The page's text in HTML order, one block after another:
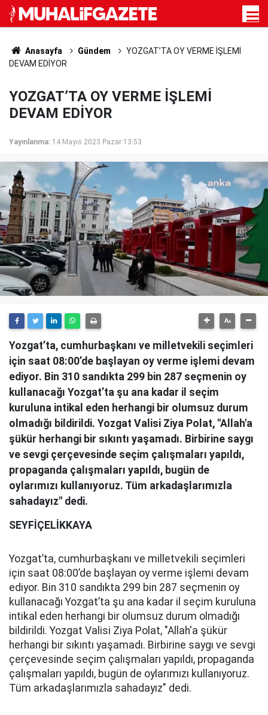
Anasayfa Gündem
YOZGAT’TA OY VERME İŞLEMİ
DEVAM EDİYOR
YOZGAT’TA OY VERME İŞLEMİ
DEVAM EDİYOR
Yayınlanma: 14 Mayıs 2023 Pazar 13:53
Yozgat’ta, cumhurbaşkanı ve milletvekili seçimleri
için saat 08:00’de başlayan oy verme işlemi devam
ediyor. Bin 310 sandıkta 299 bin 287 seçmenin oy
kullanacağı Yozgat’ta şu ana kadar il seçim
kuruluna intikal eden herhangi bir olumsuz durum
olmadığı bildirildi. Yozgat Valisi Ziya Polat, "Allah'a
şükür herhangi bir sıkıntı yaşamadı. Birbirine saygı
ve sevgi çerçevesinde seçim çalışmaları yapıldı,
propaganda çalışmaları yapıldı, bugün de
oylarımızı kullanıyoruz. Tüm arkadaşlarımızla
sahadayız" dedi.
SEYFİÇELİKKAYA
Yozgat’ta, cumhurbaşkanı ve milletvekili seçimleri
için saat 08:00’de başlayan oy verme işlemi devam
ediyor. Bin 310 sandıkta 299 bin 287 seçmenin oy
kullanacağı Yozgat’ta şu ana kadar il seçim kuruluna
intikal eden herhangi bir olumsuz durum olmadığı
bildirildi. Yozgat Valisi Ziya Polat, "Allah'a şükür
herhangi bir sıkıntı yaşamadı. Birbirine saygı ve sevgi
çerçevesinde seçim çalışmaları yapıldı, propaganda
çalışmaları yapıldı, bugün de oylarımızı kullanıyoruz.
Tüm arkadaşlarımızla sahadayız" dedi.